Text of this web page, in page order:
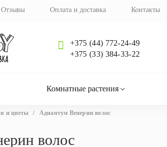
Отзывы Оплата и доставка Контакты
+375 (44) 772-24-49
+375 (33) 384-33-22
Комнатные растения
и цветы / Адиантум Венерин волос
волос